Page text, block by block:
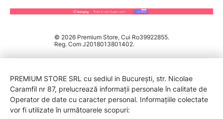
© 2026 Premium Store, Cui Ro39922855.
Reg. Com J2018013801402.
PREMIUM STORE SRL cu sediul in București, str. Nicolae
Caramfil nr 87, prelucrează informații personale în calitate de
Operator de date cu caracter personal. Informațiile colectate
vor fi utilizate în următoarele scopuri: